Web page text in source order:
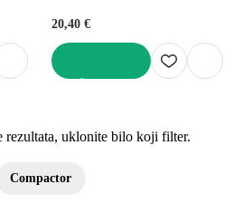
20,40 €
rezultata, uklonite bilo koji filter.
Compactor